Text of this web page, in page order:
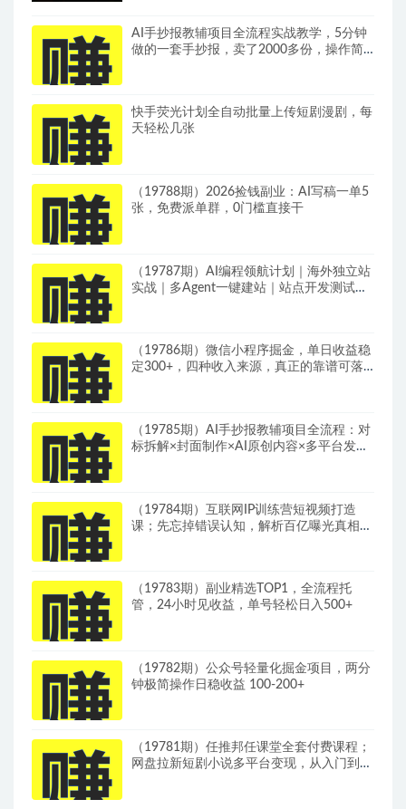
AI手抄报教辅项目全流程实战教学，5分钟
做的一套手抄报，卖了2000多份，操作简
快手荧光计划全自动批量上传短剧漫剧，每
天轻松几张
（19788期）2026捡钱副业：AI写稿一单5
张，免费派单群，0门槛直接干
（19787期）AI编程领航计划｜海外独立站
实战｜多Agent一键建站｜站点开发测试｜
（19786期）微信小程序掘金，单日收益稳
定300+，四种收入来源，真正的靠谱可落
（19785期）AI手抄报教辅项目全流程：对
标拆解×封面制作×AI原创内容×多平台发布
（19784期）互联网IP训练营短视频打造
课；先忘掉错误认知，解析百亿曝光真相，
（19783期）副业精选TOP1，全流程托
管，24小时见收益，单号轻松日入500+
（19782期）公众号轻量化掘金项目，两分
钟极简操作日稳收益 100-200+
（19781期）任推邦任课堂全套付费课程；
网盘拉新短剧小说多平台变现，从入门到高